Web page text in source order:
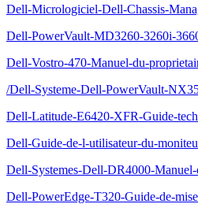
Dell-Micrologiciel-Dell-Chassis-
Dell-PowerVault-MD3260-3260i-
Dell-Vostro-470-Manuel-du-
/Dell-Systeme-Dell-PowerVault-
Dell-Latitude-E6420-XFR-Guide-
Dell-Guide-de-l-utilisateur-du-
Dell-Systemes-Dell-DR4000-
Dell-PowerEdge-T320-Guide-de-